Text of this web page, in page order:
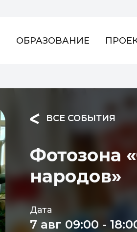
ОБРАЗОВАНИЕ
ВСЕ СОБЫТИЯ
Фотозона
народов»
Дата
7 авг 09:00 -